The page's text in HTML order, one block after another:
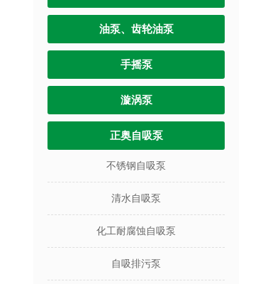
油泵、齿轮油泵
手摇泵
漩涡泵
正奥自吸泵
不锈钢自吸泵
清水自吸泵
化工耐腐蚀自吸泵
自吸排污泵